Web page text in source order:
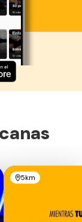
5km